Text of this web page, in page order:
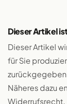
Dieser Artikel
Dieser Artikel
für Sie
Näheres dazu
Widerrufsrecht.